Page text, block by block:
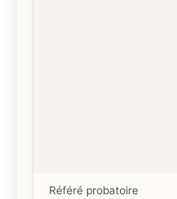
Référé probatoire